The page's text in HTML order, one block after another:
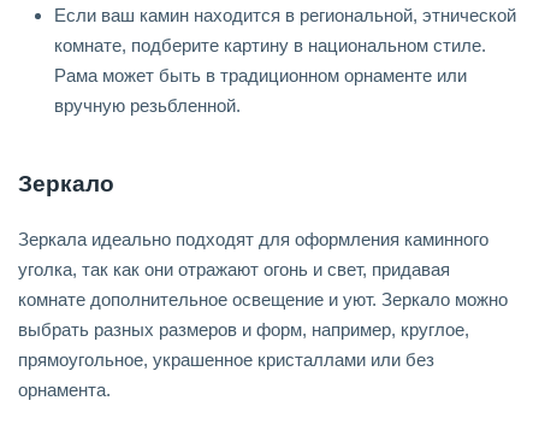
Если ваш камин находится в региональной, этнической
комнате, подберите картину в национальном стиле.
Рама может быть в традиционном орнаменте или
вручную резьбленной.
Зеркало
Зеркала идеально подходят для оформления каминного
уголка, так как они отражают огонь и свет, придавая
комнате дополнительное освещение и уют. Зеркало можно
выбрать разных размеров и форм, например, круглое,
прямоугольное, украшенное кристаллами или без
орнамента.